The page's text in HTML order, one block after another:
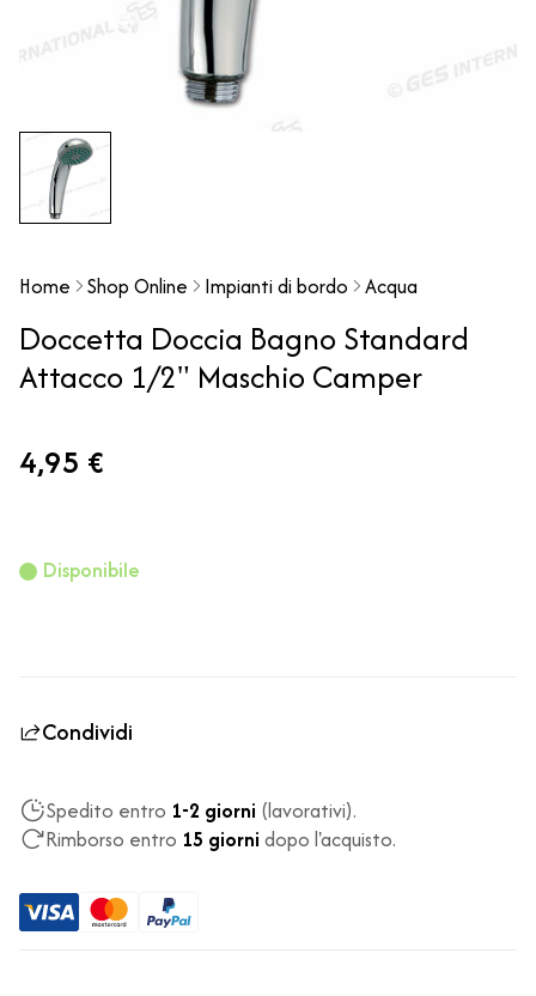
Home Shop Online Impianti di bordo Acqua
Doccetta Doccia Bagno Standard
Attacco 1/2" Maschio Camper
4,95 €
Disponibile
Condividi
Spedito entro 1-2 giorni (lavorativi).
Rimborso entro 15 giorni dopo l'acquisto.